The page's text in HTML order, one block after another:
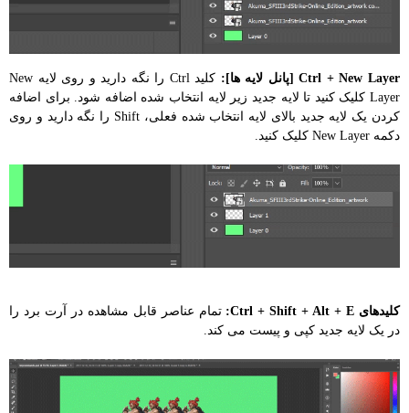
Ctrl + New Layer [پانل لایه ها]:
کلید Ctrl را نگه دارید و روی لایه New
Layer کلیک کنید تا لایه جدید زیر لایه انتخاب شده اضافه شود. برای اضافه
کردن یک لایه جدید بالای لایه انتخاب شده فعلی، Shift را نگه دارید و روی
دکمه New Layer کلیک کنید.
کلیدهای Ctrl + Shift + Alt + E:
تمام عناصر قابل مشاهده در آرت برد را
در یک لایه جدید کپی و پیست می کند.